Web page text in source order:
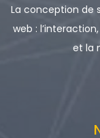
La conception de
web :
et la